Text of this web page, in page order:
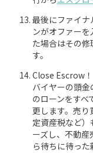
最後にファイナ
ンがオファー
た場合はその
す。
Close Escrow
バイヤーの頭
のローンをすべ
更します。売
定資産税など
ーズし、不動
ら待ちに待った